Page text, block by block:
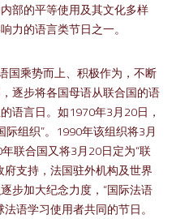
部的平等使用及其文化多样
力的语言类节日之一。
国乘势而上、积极作为，不断
逐步将各国母语从联合国的语
语言日。如1970年3月20日，
组织”。1990年该组织将3月
联合国又将3月20日定为“联
支持，法国驻外机构及世界
步加大纪念力度，“国际法语
语学习使用者共同的节日。